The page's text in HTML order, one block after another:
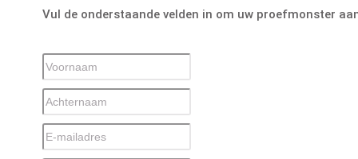
Vul de onderstaande velden in om uw proefmonster